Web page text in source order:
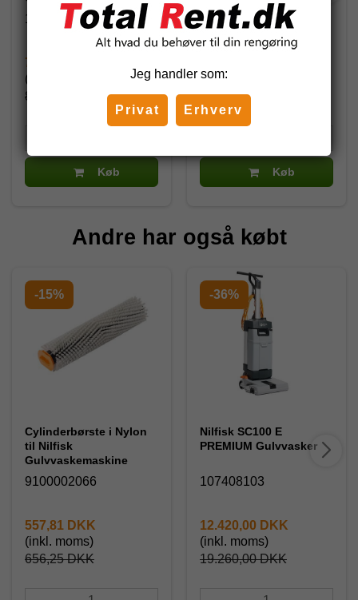
107411861
882,50 DKK
750,12 DKK
(inkl. moms)
Køb
107411864
(inkl. moms)
Køb
Andre har også købt
-15%
Cylinderbørste i Nylon
til Nilfisk
Gulvvaskemaskine
9100002066
656,25 DKK
557,81 DKK
(inkl. moms)
-36%
Nilfisk SC100 E
PREMIUM Gulvvasker
107408103
19.260,00 DKK
12.420,00 DKK
(inkl. moms)
Jeg handler som:
Privat Erhverv